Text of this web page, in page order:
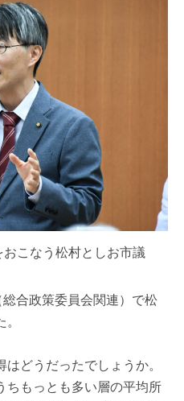
こなう松村としお市議
合政策委員会関連）で松
どうだったでしょうか。
ちもっとも多い層の平均所